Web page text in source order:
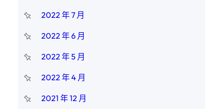
2022 年 7 月
2022 年 6 月
2022 年 5 月
2022 年 4 月
2021 年 12 月